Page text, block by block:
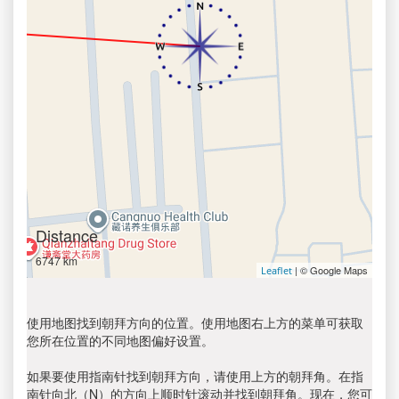
Distance
6747 km
Leaflet | © Google Maps
使用地图找到朝拜方向的位置。使用地图右上方的菜单可获取
您所在位置的不同地图偏好设置。
如果要使用指南针找到朝拜方向，请使用上方的朝拜角。在指
南针向北（N）的方向上顺时针滚动并找到朝拜角。现在，您可